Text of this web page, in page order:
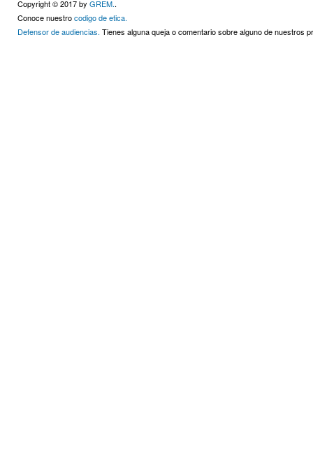
Copyright © 2017 by GREM..
Conoce nuestrocodigo de etica.
Defensor de audiencias. Tienes alguna queja o comentario sobre alguno de nuestros